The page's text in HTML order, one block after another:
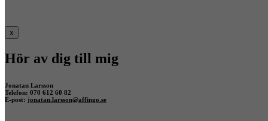
x
Hör av dig till mig
Jonatan Larsson
Telefon: 070 612 60 82
E-post: jonatan.larsson@affingo.se